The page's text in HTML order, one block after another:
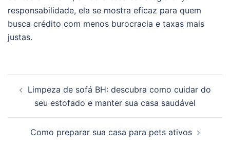
responsabilidade, ela se mostra eficaz para quem
busca crédito com menos burocracia e taxas mais
justas.
de
posts
Limpeza de sofá BH: descubra como cuidar do
seu estofado e manter sua casa saudável
Como preparar sua casa para pets ativos